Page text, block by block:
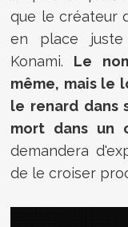
que le créateur
en place
Konami. Le
même, mais le
le renard dans
mort dans un
demandera
de le croiser